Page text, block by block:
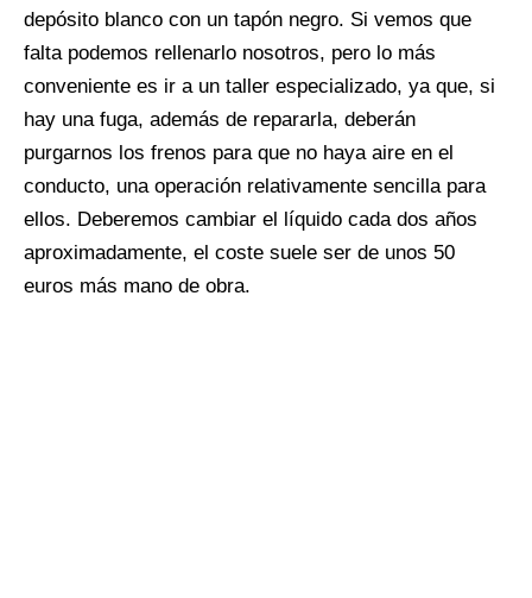
depósito blanco con un tapón negro. Si vemos que
falta podemos rellenarlo nosotros, pero lo más
conveniente es ir a un taller especializado, ya que, si
hay una fuga, además de repararla, deberán
purgarnos los frenos para que no haya aire en el
conducto, una operación relativamente sencilla para
ellos. Deberemos cambiar el líquido cada dos años
aproximadamente, el coste suele ser de unos 50
euros más mano de obra.